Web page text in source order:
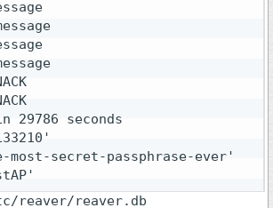
/tmp/reaver.db
echo "Fatal:
not found!"
exit 1;
fi